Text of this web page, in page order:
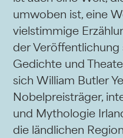
umwoben ist, eine
vielstimmige
der
Gedichte und
sich William Butler
Nobelpreisträger,
und Mythologie
die ländlichen